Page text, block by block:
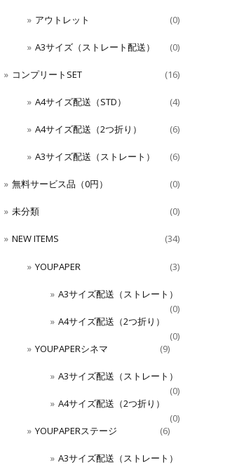
アウトレット (0)
A3サイズ（ストレート配送） (0)
コンプリートSET (16)
A4サイズ配送（STD） (4)
A4サイズ配送（2つ折り） (6)
A3サイズ配送（ストレート） (6)
無料サービス品（0円） (0)
未分類 (0)
NEW ITEMS (34)
YOUPAPER (3)
A3サイズ配送（ストレート）
(0)
A4サイズ配送（2つ折り）
(0)
YOUPAPERシネマ
(9)
A3サイズ配送（ストレート）
(0)
A4サイズ配送（2つ折り）
(0)
YOUPAPERステージ
(6)
A3サイズ配送（ストレート）